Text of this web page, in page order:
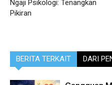
Ngaji Psikologi: Tenangkan
Pikiran
BERITA TERKAIT DARI